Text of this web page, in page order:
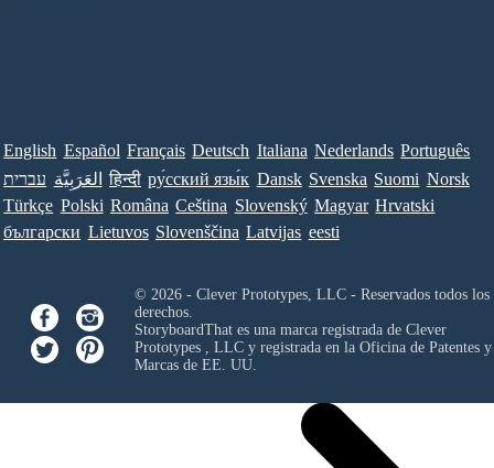
English Español Français Deutsch Italiana Nederlands Português
עברית العَرَبِيَّة हिन्दी ру́сский язы́к Dansk Svenska Suomi Norsk
Türkçe Polski Româna Ceština Slovenský Magyar Hrvatski
български Lietuvos Slovenščina Latvijas eesti
© 2026 - Clever Prototypes, LLC - Reservados todos los
derechos.
StoryboardThat es una marca registrada de Clever
Prototypes , LLCy registrada en la Oficina de Patentes y
Marcas de EE. UU.